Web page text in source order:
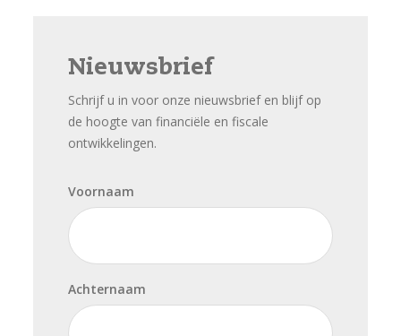
Nieuwsbrief
Schrijf u in voor onze nieuwsbrief en blijf op
de hoogte van financiële en fiscale
ontwikkelingen.
Voornaam
Achternaam